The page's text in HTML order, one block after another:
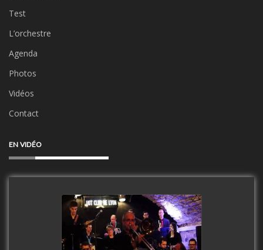
Test
L’orchestre
Agenda
Photos
Vidéos
Contact
EN VIDÉO
Clip Only Big Band 2019
watch video